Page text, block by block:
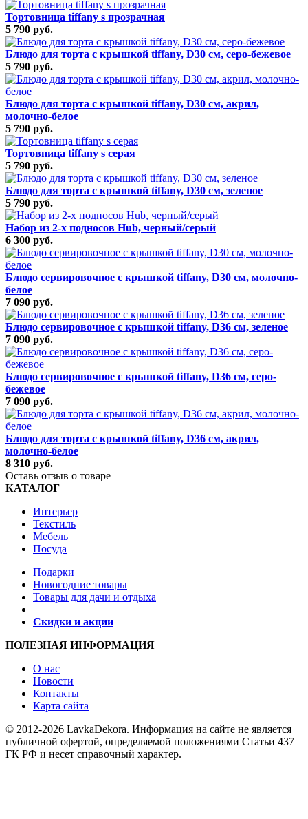
Тортовница tiffany s прозрачная
5 790 руб.
Блюдо для торта с крышкой tiffany, D30 см, серо-бежевое
5 790 руб.
Блюдо для торта с крышкой tiffany, D30 см, акрил,
молочно-белое
5 790 руб.
Тортовница tiffany s серая
5 790 руб.
Блюдо для торта с крышкой tiffany, D30 см, зеленое
5 790 руб.
Набор из 2-х подносов Hub, черный/серый
6 300 руб.
Блюдо сервировочное с крышкой tiffany, D30 см, молочно-
белое
7 090 руб.
Блюдо сервировочное с крышкой tiffany, D36 см, зеленое
7 090 руб.
Блюдо сервировочное с крышкой tiffany, D36 см, серо-
бежевое
7 090 руб.
Блюдо для торта с крышкой tiffany, D36 см, акрил,
молочно-белое
8 310 руб.
Оставь отзыв о товаре
КАТАЛОГ
Интерьер
Текстиль
Мебель
Посуда
Подарки
Новогодние товары
Товары для дачи и отдыха
Скидки и акции
ПОЛЕЗНАЯ ИНФОРМАЦИЯ
О нас
Новости
Контакты
Карта сайта
© 2012-2026 LavkaDekora. Информация на сайте не является
публичной офертой, определяемой положениями Статьи 437
ГК РФ и несет справочный характер.